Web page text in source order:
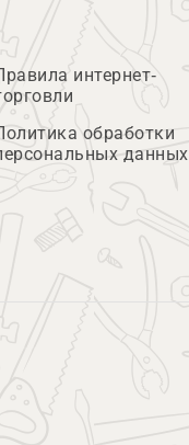
интернет-
обработки
данных